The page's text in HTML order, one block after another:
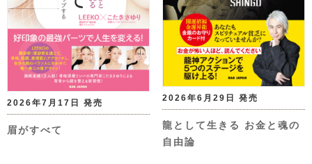
2026年7月17日 発売
眉がすべて
2026年6月29日 発売
龍として生きる お金と魂の
自由論